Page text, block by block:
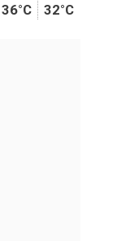
36°C 32°C